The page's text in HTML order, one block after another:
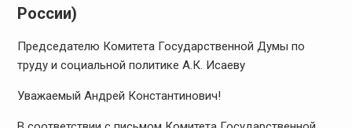
России)
Председателю Комитета Государственной Думы по
труду и социальной политике А.К. Исаеву
Уважаемый Андрей Константинович!